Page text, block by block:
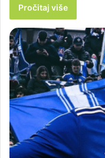
Pročitaj više